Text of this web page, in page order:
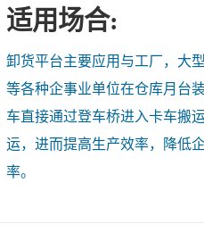
适用场合:
卸货平台主要应用与工厂，大
等各种企事业单位在仓库月台
车直接通过登车桥进入卡车搬
运，进而提高生产效率，降低
率。